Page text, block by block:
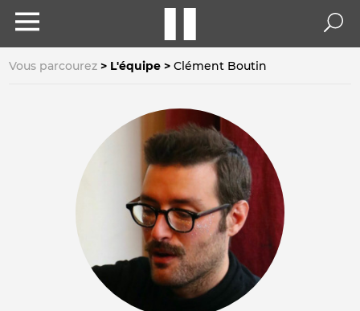
Vous parcourez L'équipe Clément Boutin